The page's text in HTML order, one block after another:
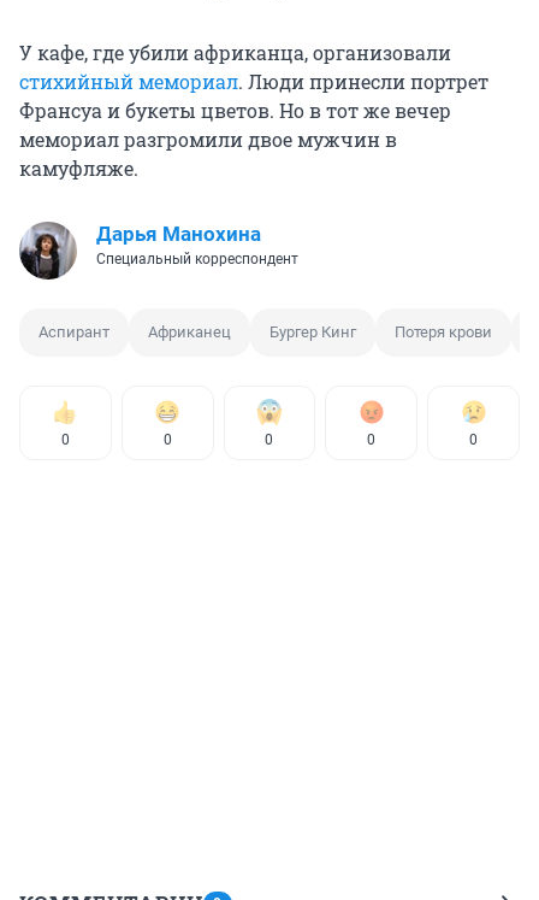
У кафе, где убили африканца, организовали
стихийный мемориал. Люди принесли портрет
Франсуа и букеты цветов. Но в тот же вечер
мемориал разгромили двое мужчин в
камуфляже.
Дарья Манохина
Специальный корреспондент
Аспирант Африканец Бургер Кинг Потеря крови
0 0 0 0 0